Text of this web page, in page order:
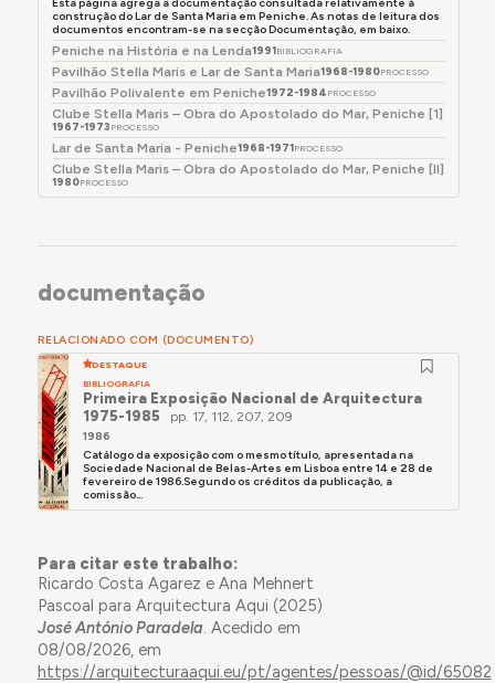
cita a importância do seu papel no planeamento
territorial daquela região autónoma: "José
António Paradela foi o coordenador do Plano de
Ordenamento Territorial da Região Autónoma da
Madeira [POTRAM], tendo sido também o
responsável pelos Planos Diretores Municipais de
Machico, Santa Cruz e Porto Santo, bem como
pelo Plano de Urbanização do Amparo, pelos
construção do Lar de Santa Maria em Peniche. As notas de leitura dos
documentos encontram-se na secção Documentação, em baixo.
Peniche na História e na Lenda1991BIBLIOGRAFIA
Pavilhão Stella Maris e Lar de Santa Maria1968-1980PROCESSO
Pavilhão Polivalente em Peniche1972-1984 PROCESSO
Clube Stella Maris – Obra do Apostolado do Mar, Peniche [1]
1967-1973 PROCESSO
Lar de Santa Maria - Peniche1968-1971PROCESSO
Clube Stella Maris – Obra do Apostolado do Mar, Peniche [II]
1980PROCESSO
documentação
RELACIONADO COM (DOCUMENTO)
DESTAQUE
BIBLIOGRAFIA
Primeira Exposição Nacional de Arquitectura
1975-1985
pp. 17, 112, 207, 209
1986
Catálogo da exposição com o mesmo título, apresentada na
Sociedade Nacional de Belas-Artes em Lisboa entre 14 e 28 de
fevereiro de 1986.Segundo os créditos da publicação, a
comissão...
Para citar este trabalho:
Ricardo Costa Agarez e Ana Mehnert
Pascoal para Arquitectura Aqui (2025)
José António Paradela . Acedido em
08/08/2026, em
https://arquitecturaaqui.eu/pt/agentes/pessoas/@id/65082